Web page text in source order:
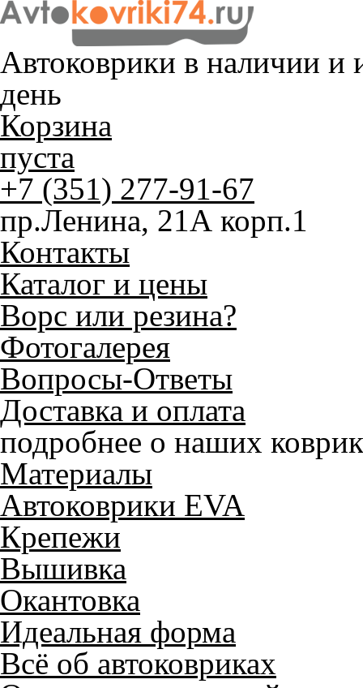
Автоковрики в наличии и
день
Корзина
пуста
+7 (351) 277-91-67
пр.Ленина, 21А корп.1
Контакты
Каталог и цены
Ворс или резина?
Фотогалерея
Вопросы-Ответы
Доставка и оплата
подробнее о наших
Материалы
Автоковрики EVA
Крепежи
Вышивка
Окантовка
Идеальная форма
Всё об автоковриках